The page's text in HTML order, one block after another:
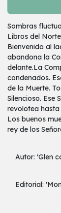
Sombras
Libros del
Bienvenido al
abandona la
delante.La
condenados.
de la Muerte.
Silencioso. Ese
revolotea hasta
Los buenos
rey de los
Autor: 'Glen
Editorial: